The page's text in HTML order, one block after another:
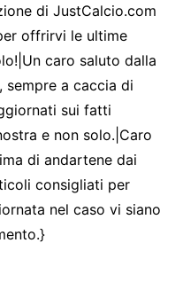
di JustCalcio.com
offrirvi le ultime
caro saluto dalla
sempre a caccia di
sui fatti
e non solo.|Caro
di andartene dai
consigliati per
nel caso vi siano